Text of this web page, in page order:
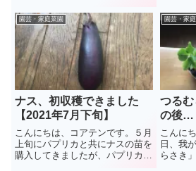
計画が進んでいます（笑）今回
は、ランナーを使ってイチゴを増
殖させる方法について、写真付き
で紹介していきたいと思います。
そ...
くなっ
」理由
落ちま
あった
園芸・家庭菜園
ナス、初収穫できました
【2021年7月下旬】
こんにちは、コアテンです。５月
上旬にパプリカと共にナスの苗を
購入してきましたが、パプリカよ
園芸・家
つる
の後…
こんに
日、我
らさき